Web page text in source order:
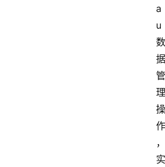
a
u
数
据
管
理
操
作
，
实